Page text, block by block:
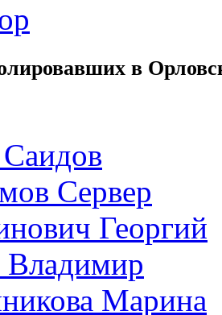
в
Сервер
Георгий
Владимир
Марина